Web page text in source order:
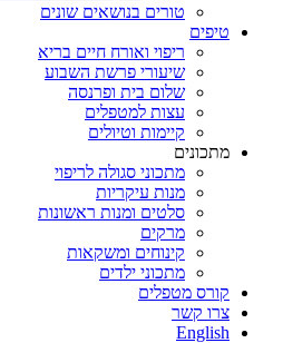
טורים בנושאים שונים
טיפים
ריפוי ואורח חיים בריא
שיעורי פרשת השבוע
שלום בית ופרנסה
עצות למטפלים
קיימות וטיולים
מתכונים
מתכוני סגולה לריפוי
מנות עיקריות
סלטים ומנות ראשונות
מרקים
קינוחים ומשקאות
מתכוני ילדים
קורס מטפלים
צרו קשר
English